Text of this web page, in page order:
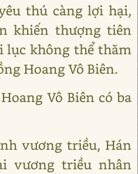
thú càng lợi hại,
khiến thượng tiên
lục không thể thăm
Hoang Vô Biên.
Vô Biên có ba
vương triều, Hán
vương triều nhân